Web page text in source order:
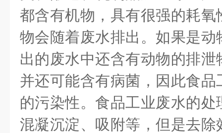
都含有机物，具有很强的耗
物会随着废水排出。如果是
出的废水中还含有动物的排
并还可能含有病菌，因此食
的污染性。食品工业废水的
混凝沉淀、吸附等，但是去